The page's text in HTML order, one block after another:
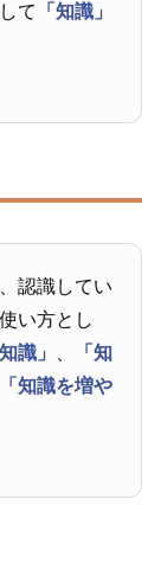
て
「知識」
認識してい
い方とし
識」
「知
「知識を増や